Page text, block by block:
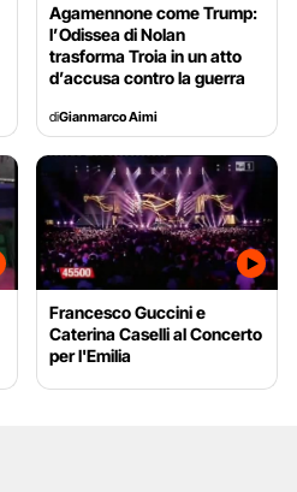
Agamennone come Trump:
l’Odissea di Nolan
trasforma Troia in un atto
d’accusa contro la guerra
diGianmarco Aimi
Francesco Guccini e
Caterina Caselli al Concerto
per l'Emilia